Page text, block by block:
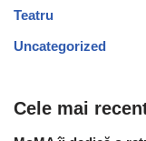
Teatru
Uncategorized
Cele mai